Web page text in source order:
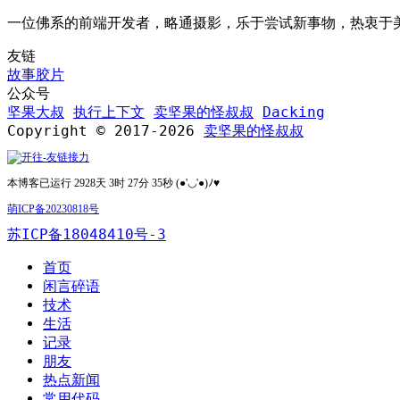
一位佛系的前端开发者，略通摄影，乐于尝试新事物，热衷于
友链
故事胶片
公众号
坚果大叔 执行上下文 卖坚果的怪叔叔
Dacking
Copyright © 2017-2026 卖坚果的怪叔叔
本博客已运行 2928天 3时 27分 35秒 (●'◡'●)ﾉ♥
萌ICP备20230818号
苏ICP备18048410号-3
首页
闲言碎语
技术
生活
记录
朋友
热点新闻